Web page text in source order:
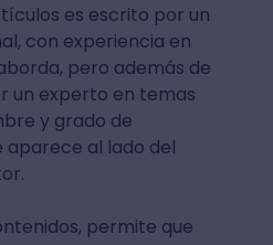
es escrito por un
con experiencia en
pero además de
un experto en temas
y grado de
al lado del
permite que